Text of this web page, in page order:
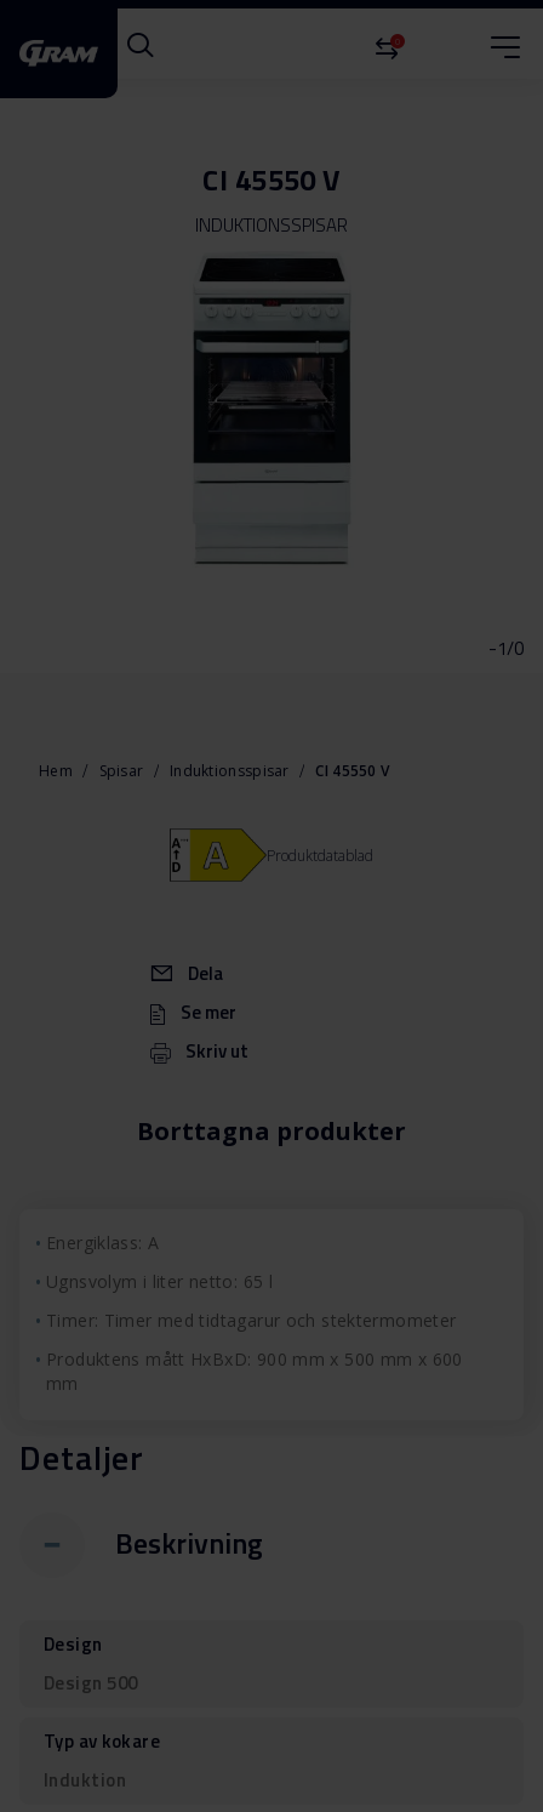
0
CI 45550 V
INDUKTIONSSPISAR
-1/0
Hem Spisar Induktionsspisar CI 45550 V
Borttagna produkter
Dela
Se mer
Skriv ut
Produktdatablad
Energiklass: A
Ugnsvolym i liter netto: 65 l
Timer: Timer med tidtagarur och stektermometer
Produktens mått HxBxD: 900 mm x 500 mm x 600
mm
Detaljer
Beskrivning
Design
Design 500
Typ av kokare
Induktion